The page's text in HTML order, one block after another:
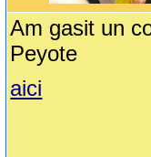
Am gasit un
Peyote
aici